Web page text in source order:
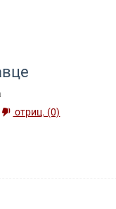
отриц. (0)